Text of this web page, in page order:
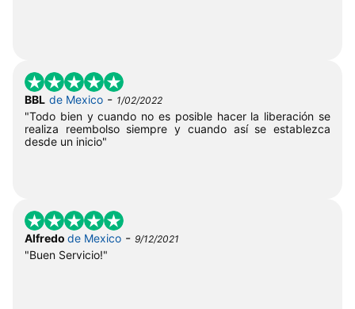
BBL de Mexico - 1/02/2022
"Todo bien y cuando no es posible hacer la liberación se
realiza reembolso siempre y cuando así se establezca
desde un inicio"
Alfredo de Mexico - 9/12/2021
"Buen Servicio!"